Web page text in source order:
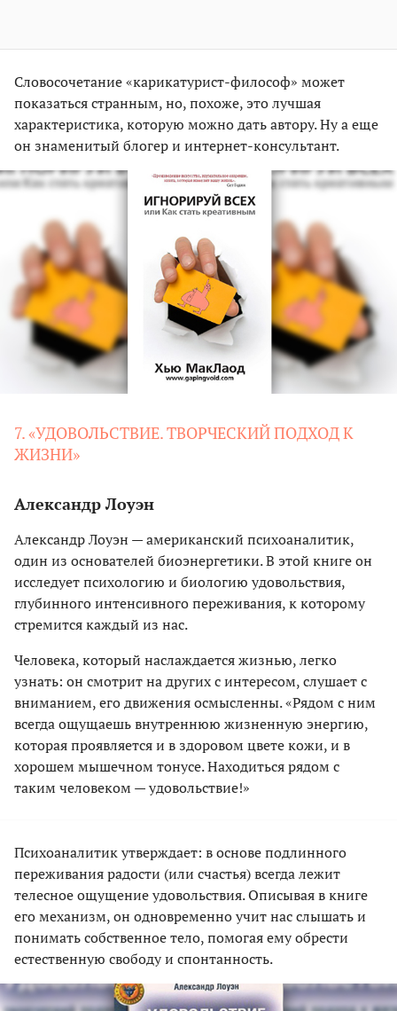
Словосочетание «карикатурист-философ» может
показаться странным, но, похоже, это лучшая
характеристика, которую можно дать автору. Ну а еще
он знаменитый блогер и интернет-консультант.
7. «УДОВОЛЬСТВИЕ. ТВОРЧЕСКИЙ ПОДХОД К
ЖИЗНИ»
Александр Лоуэн
Александр Лоуэн — американский психоаналитик,
один из основателей биоэнергетики. В этой книге он
исследует психологию и биологию удовольствия,
глубинного интенсивного переживания, к которому
стремится каждый из нас.
Человека, который наслаждается жизнью, легко
узнать: он смотрит на других с интересом, слушает с
вниманием, его движения осмысленны. «Рядом с ним
всегда ощущаешь внутреннюю жизненную энергию,
которая проявляется и в здоровом цвете кожи, и в
хорошем мышечном тонусе. Находиться рядом с
таким человеком — удовольствие!»
Психоаналитик утверждает: в основе подлинного
переживания радости (или счастья) всегда лежит
телесное ощущение удовольствия. Описывая в книге
его механизм, он одновременно учит нас слышать и
понимать собственное тело, помогая ему обрести
естественную свободу и спонтанность.